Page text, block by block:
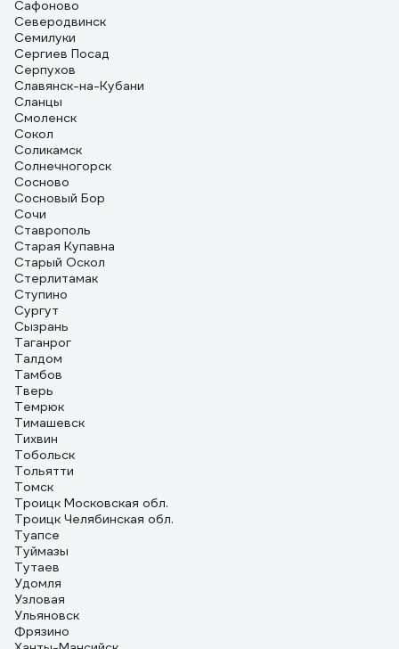
Сафоново
Северодвинск
Семилуки
Сергиев Посад
Серпухов
Славянск-на-Кубани
Сланцы
Смоленск
Сокол
Соликамск
Солнечногорск
Сосново
Сосновый Бор
Сочи
Ставрополь
Старая Купавна
Старый Оскол
Стерлитамак
Ступино
Сургут
Сызрань
Таганрог
Талдом
Тамбов
Тверь
Темрюк
Тимашевск
Тихвин
Тобольск
Тольятти
Томск
Троицк Московская обл.
Троицк Челябинская обл.
Туапсе
Туймазы
Тутаев
Удомля
Узловая
Ульяновск
Фрязино